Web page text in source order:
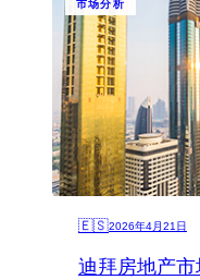
市场分析
🇪🇸2026年4月21日
迪拜房地产